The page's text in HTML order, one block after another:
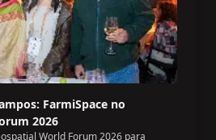
FarmiSpace no
2026
World Forum 2026 para